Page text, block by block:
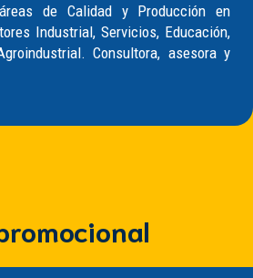
de Calidad y Producción en
Industrial, Servicios, Educación,
Consultora, asesora y